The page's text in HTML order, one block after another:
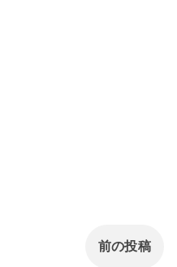
前の投稿